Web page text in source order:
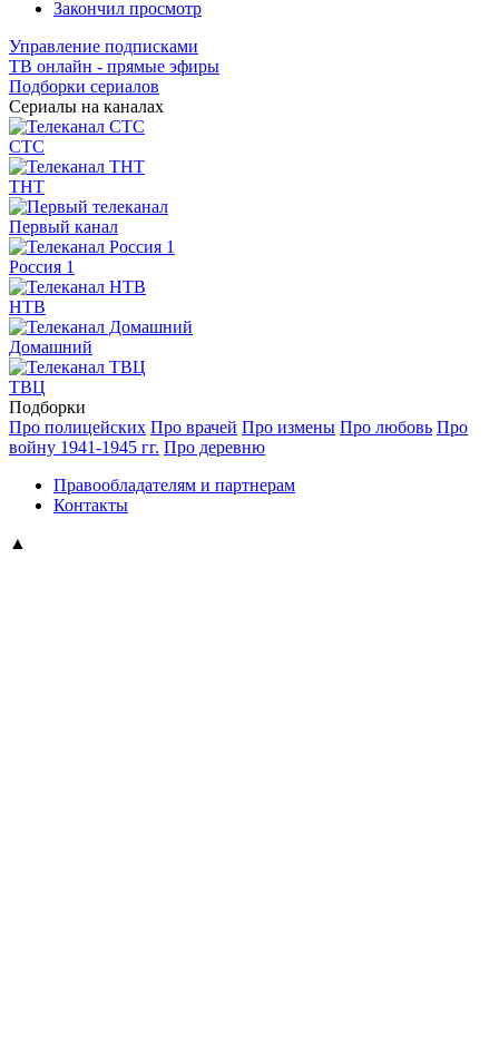
Закончил просмотр
Управление подписками
ТВ онлайн - прямые эфиры
Подборки сериалов
Сериалы на каналах
СТС
ТНТ
Первый канал
Россия 1
НТВ
Домашний
ТВЦ
Подборки
Про полицейских Про врачей Про измены Про любовь Про
войну 1941-1945 гг. Про деревню
Правообладателям и партнерам
Контакты
▲